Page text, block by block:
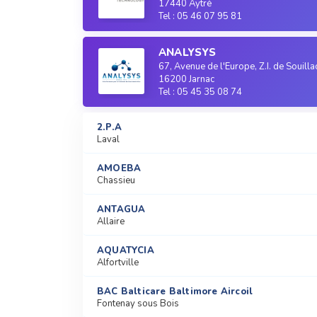
17440 Aytré
Tel : 05 46 07 95 81
ANALYSYS
67, Avenue de l'Europe, Z.I. de
16200 Jarnac
Tel : 05 45 35 08 74
2.P.A
Laval
AMOEBA
Chassieu
ANTAGUA
Allaire
AQUATYCIA
Alfortville
BAC Balticare Baltimore Aircoil
Fontenay sous Bois